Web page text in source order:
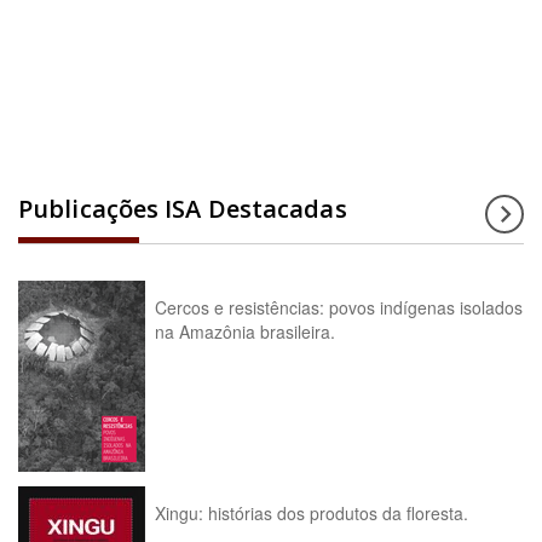
Publicações ISA Destacadas
Cercos e resistências: povos indígenas isolados
na Amazônia brasileira.
Xingu: histórias dos produtos da floresta.